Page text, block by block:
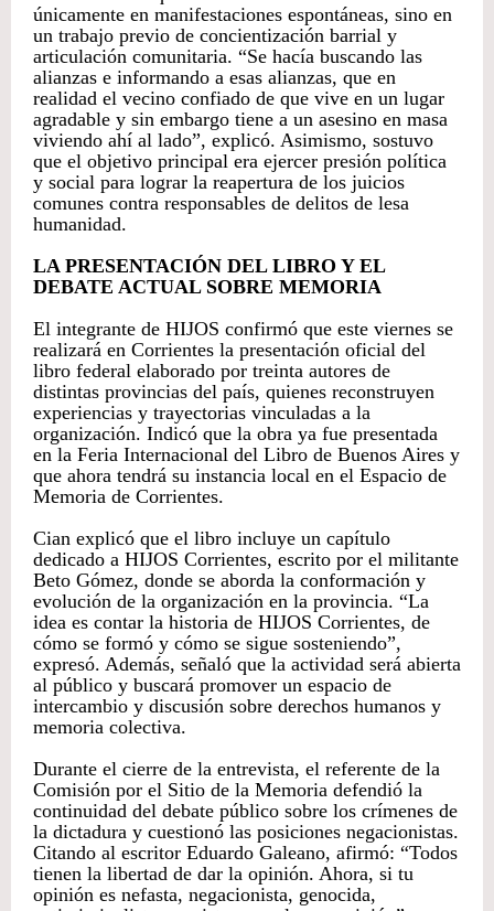
únicamente en manifestaciones espontáneas, sino en
un trabajo previo de concientización barrial y
articulación comunitaria. “Se hacía buscando las
alianzas e informando a esas alianzas, que en
realidad el vecino confiado de que vive en un lugar
agradable y sin embargo tiene a un asesino en masa
viviendo ahí al lado”, explicó. Asimismo, sostuvo
que el objetivo principal era ejercer presión política
y social para lograr la reapertura de los juicios
comunes contra responsables de delitos de lesa
humanidad.
LA PRESENTACIÓN DEL LIBRO Y EL
DEBATE ACTUAL SOBRE MEMORIA
El integrante de HIJOS confirmó que este viernes se
realizará en Corrientes la presentación oficial del
libro federal elaborado por treinta autores de
distintas provincias del país, quienes reconstruyen
experiencias y trayectorias vinculadas a la
organización. Indicó que la obra ya fue presentada
en la Feria Internacional del Libro de Buenos Aires y
que ahora tendrá su instancia local en el Espacio de
Memoria de Corrientes.
Cian explicó que el libro incluye un capítulo
dedicado a HIJOS Corrientes, escrito por el militante
Beto Gómez, donde se aborda la conformación y
evolución de la organización en la provincia. “La
idea es contar la historia de HIJOS Corrientes, de
cómo se formó y cómo se sigue sosteniendo”,
expresó. Además, señaló que la actividad será abierta
al público y buscará promover un espacio de
intercambio y discusión sobre derechos humanos y
memoria colectiva.
Durante el cierre de la entrevista, el referente de la
Comisión por el Sitio de la Memoria defendió la
continuidad del debate público sobre los crímenes de
la dictadura y cuestionó las posiciones negacionistas.
Citando al escritor Eduardo Galeano, afirmó: “Todos
tienen la libertad de dar la opinión. Ahora, si tu
opinión es nefasta, negacionista, genocida,